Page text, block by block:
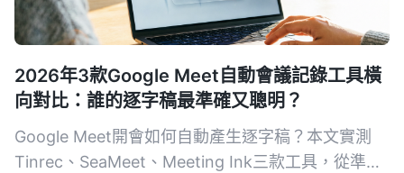
2026年3款Google Meet自動會議記錄工具橫
向對比：誰的逐字稿最準確又聰明？
Google Meet開會如何自動產生逐字稿？本文實測
Tinrec、SeaMeet、Meeting Ink三款工具，從準確